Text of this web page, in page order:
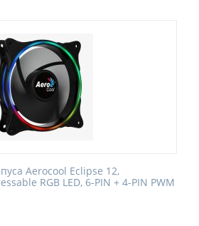
Aerocool Eclipse 12,
RGB LED, 6-PIN + 4-PIN PWM